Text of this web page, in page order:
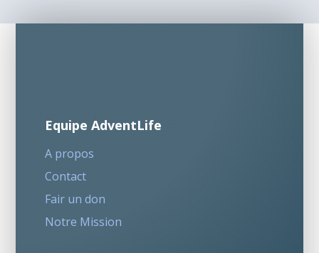
Equipe AdventLife
A propos
Contact
Fair un don
Notre Mission